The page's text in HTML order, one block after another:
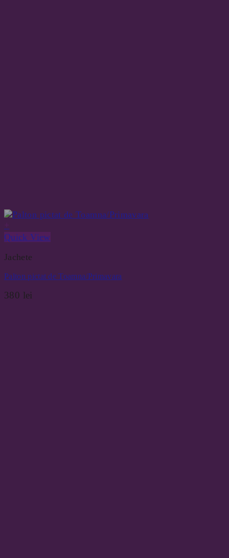
Quick View
Jachete
Palton pictat de Toamna/Primavara
380 lei